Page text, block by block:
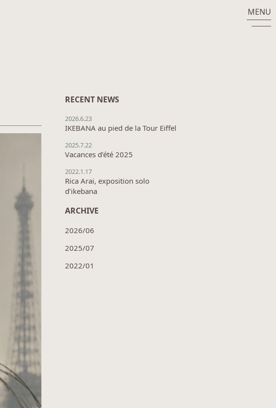
MENU
RECENT NEWS
2026.6.23
IKEBANA au pied de la Tour Eiffel
2025.7.22
Vacances d’été 2025
2022.1.17
Rica Arai, exposition solo
d’ikebana
ARCHIVE
2026/06
2025/07
2022/01